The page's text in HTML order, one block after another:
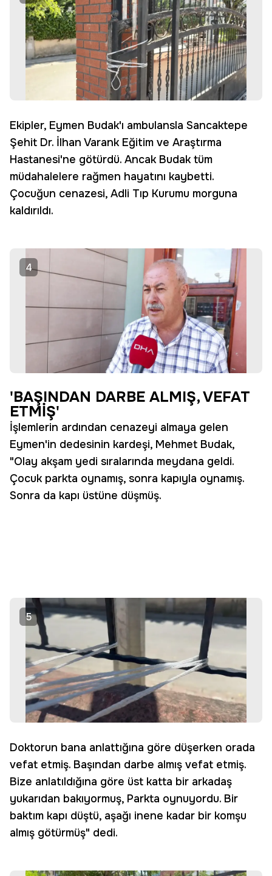
Ekipler, Eymen Budak'ı ambulansla Sancaktepe
Şehit Dr. İlhan Varank Eğitim ve Araştırma
Hastanesi'ne götürdü. Ancak Budak tüm
müdahalelere rağmen hayatını kaybetti.
Çocuğun cenazesi, Adli Tıp Kurumu morguna
kaldırıldı.
4
'BAŞINDAN DARBE ALMIŞ, VEFAT
ETMİŞ'
İşlemlerin ardından cenazeyi almaya gelen
Eymen'in dedesinin kardeşi, Mehmet Budak,
"Olay akşam yedi sıralarında meydana geldi.
Çocuk parkta oynamış, sonra kapıyla oynamış.
Sonra da kapı üstüne düşmüş.
5
Doktorun bana anlattığına göre düşerken orada
vefat etmiş. Başından darbe almış vefat etmiş.
Bize anlatıldığına göre üst katta bir arkadaş
yukarıdan bakıyormuş, Parkta oynuyordu. Bir
baktım kapı düştü, aşağı inene kadar bir komşu
almış götürmüş" dedi.